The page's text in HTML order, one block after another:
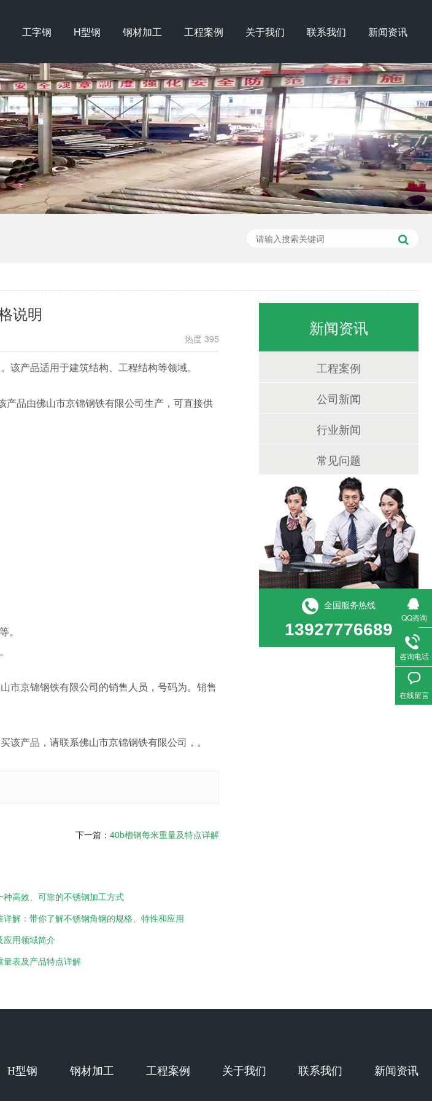
工字钢 H型钢 钢材加工 工程案例 关于我们 联系我们 新闻资讯
说明
热度 395
产品适用于建筑结构、工程结构等领域。
产品由佛山市京锦钢铁有限公司生产，可直接供
。
市京锦钢铁有限公司的销售人员，号码为。销售
产品，请联系佛山市京锦钢铁有限公司，。
下一篇： 40b槽钢每米重量及特点详解
高效、可靠的不锈钢加工方式
解：带你了解不锈钢角钢的规格、特性和应用
应用领域简介
表及产品特点详解
新闻资讯
工程案例
公司新闻
行业新闻
常见问题
全国服务热线
13927776689
H型钢 钢材加工 工程案例 关于我们 联系我们 新闻资讯
QQ咨询
咨询电话
在线留言